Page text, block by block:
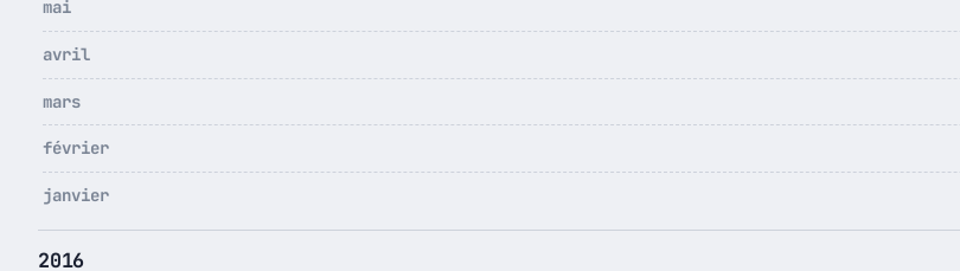
mai
avril
mars
février
janvier
2016